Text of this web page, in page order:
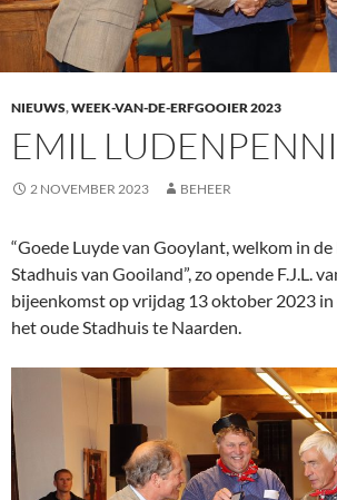
NIEUWS,WEEK-VAN-DE-ERFGOOIER 2023
EMIL
2 NOVEMBER 2023 BEHEER
“Goede Luyde van Gooylant, welkom in
Stadhuis van Gooiland”, zo opende F.J.L.
bijeenkomst op vrijdag 13 oktober 2023 in
het oude Stadhuis te Naarden.